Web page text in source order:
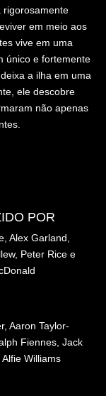
rigorosamente
em meio aos
vive em uma
único e fortemente
a ilha em uma
ele descobre
não apenas
POR
Alex Garland,
Peter Rice e
Aaron Taylor-
Fiennes, Jack
Alfie Williams